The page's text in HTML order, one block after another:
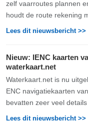
zelf vaarroutes plannen
houdt de route rekening
Lees dit nieuwsbericht >>
Nieuw: IENC kaarten
waterkaart.net
Waterkaart.net is nu
ENC navigatiekaarten
bevatten zeer veel
Lees dit nieuwsbericht >>